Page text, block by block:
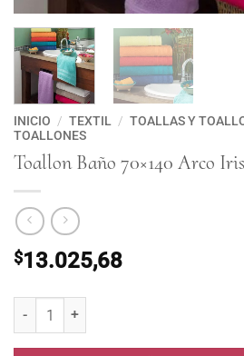
INICIO / TEXTIL / TOALLAS Y
TOALLONES
Toallon Baño 70×140 Arco
$13.025,68